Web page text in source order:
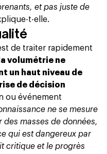
et pas juste de
t-elle.
de traiter rapidement
la volumétrie ne
un haut niveau de
de décision
ou événement
ne se mesure
masses de données,
qui est dangereux par
critique et le progrès